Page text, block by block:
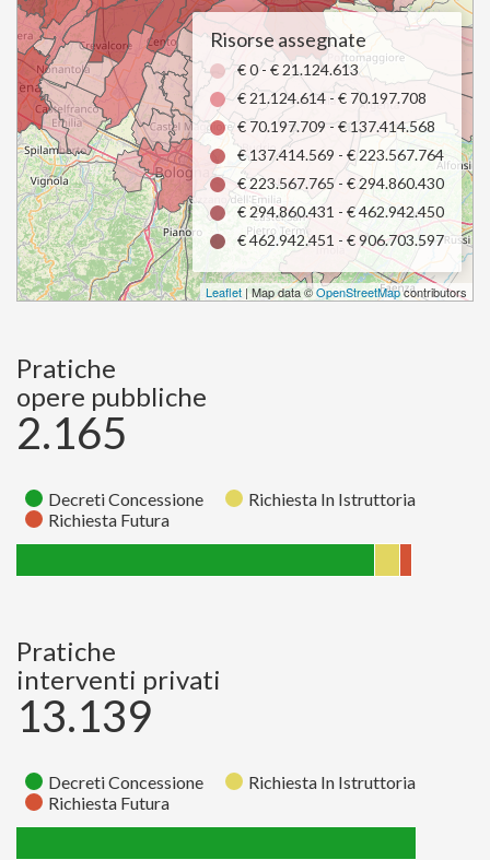
Risorse assegnate
€ 0 - € 21.124.613
€ 21.124.614 - € 70.197.708
€ 70.197.709 - € 137.414.568
€ 137.414.569 - € 223.567.764
€ 223.567.765 - € 294.860.430
€ 294.860.431 - € 462.942.450
€ 462.942.451 - € 906.703.597
Leaflet | Map data ©OpenStreetMapcontributors
Pratiche
opere pubbliche
2.165
Decreti Concessione
Richiesta In Istruttoria
Richiesta Futura
Pratiche 65
Pratiche
interventi privati
13.139
Decreti Concessione
Richiesta In Istruttoria
Richiesta Futura